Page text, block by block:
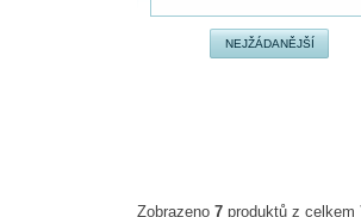
NEJŽÁDANĚJŠÍ
Zobrazeno 7 produktů z celkem